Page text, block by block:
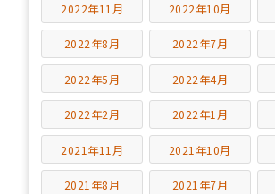
2022年11月 2022年10月
2022年8月 2022年7月
2022年5月 2022年4月
2022年2月 2022年1月
2021年11月 2021年10月
2021年8月 2021年7月